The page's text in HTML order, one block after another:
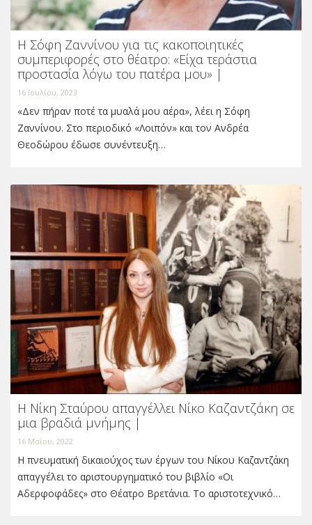
Η Σόφη Ζαννίνου για τις κακοποιητικές
συμπεριφορές στο θέατρο: «Είχα τεράστια
προστασία λόγω του πατέρα μου» |
16 Ιουλίου, 2023
«Δεν πήραν ποτέ τα μυαλά μου αέρα», λέει η Σόφη
Ζαννίνου. Στο περιοδικό «Λοιπόν» και τον Ανδρέα
Θεοδώρου έδωσε συνέντευξη…
Η Νίκη Σταύρου απαγγέλλει Νίκο Καζαντζάκη σε
μια βραδιά μνήμης |
16 Μαΐου, 2022
H πνευματική δικαιούχος των έργων του Νίκου Καζαντζάκη
απαγγέλει το αριστουργηματικό του βιβλίο «Οι
Αδερφοφάδες» στο Θέατρο Βρετάνια. Το αριστοτεχνικό…